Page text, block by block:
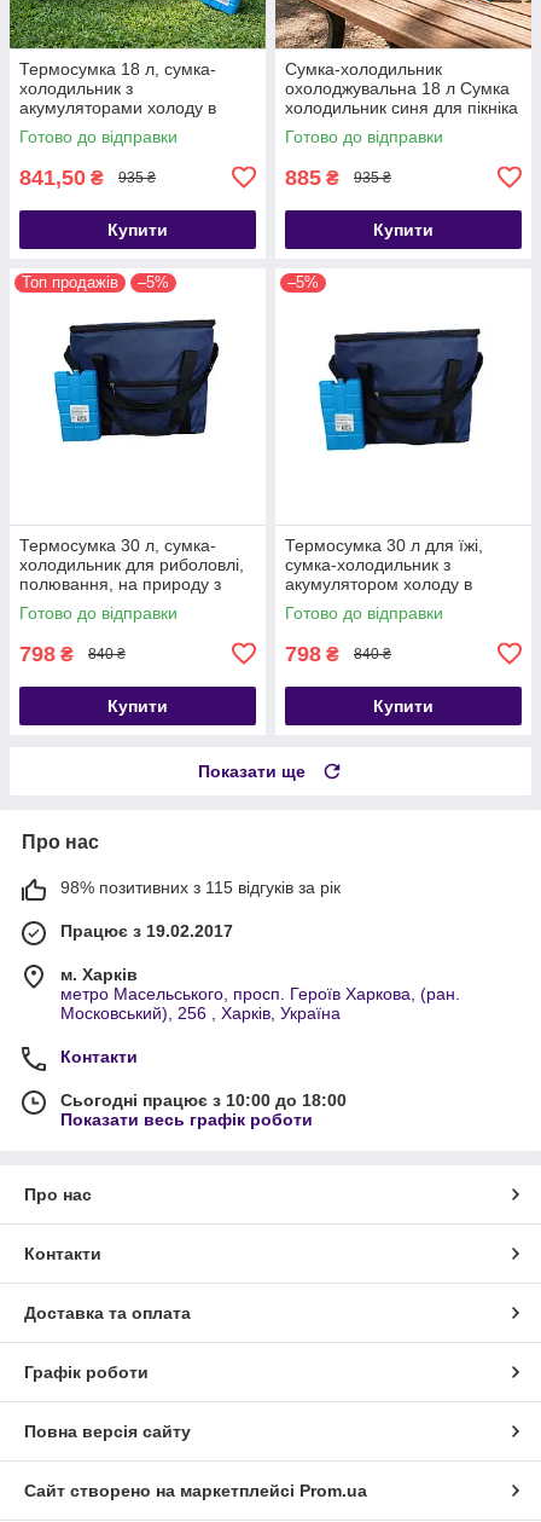
Термосумка 18 л, сумка-
холодильник з
акумуляторами холоду в
комплекті Уцінка
Готово до відправки
841,50 ₴ 935 ₴
Купити
Сумка-холодильник
охолоджувальна 18 л Сумка
холодильник синя для пікніка
УЦІНКА
Готово до відправки
885 ₴ 935 ₴
Купити
Топ продажів –5%
Термосумка 30 л, сумка-
холодильник для риболовлі,
полювання, на природу з
акумулятором холоду в
комплекті
Готово до відправки
798 ₴ 840 ₴
Купити
–5%
Термосумка 30 л для їжі,
сумка-холодильник з
акумулятором холоду в
комплекті
Готово до відправки
798 ₴ 840 ₴
Купити
Показати ще
Про нас
98% позитивних з 115 відгуків за рік
Працює з 19.02.2017
м. Харків
метро Масельського, просп. Героїв Харкова, (ран.
Московський), 256 , Харків, Україна
Контакти
Сьогодні працює з 10:00 до 18:00
Показати весь графік роботи
Про нас
Контакти
Доставка та оплата
Графік роботи
Повна версія сайту
Сайт створено на маркетплейсі Prom.ua